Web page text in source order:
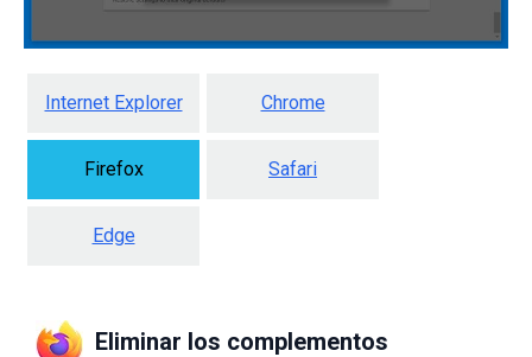
Internet Explorer Chrome
Firefox Safari
Edge
Eliminar los complementos